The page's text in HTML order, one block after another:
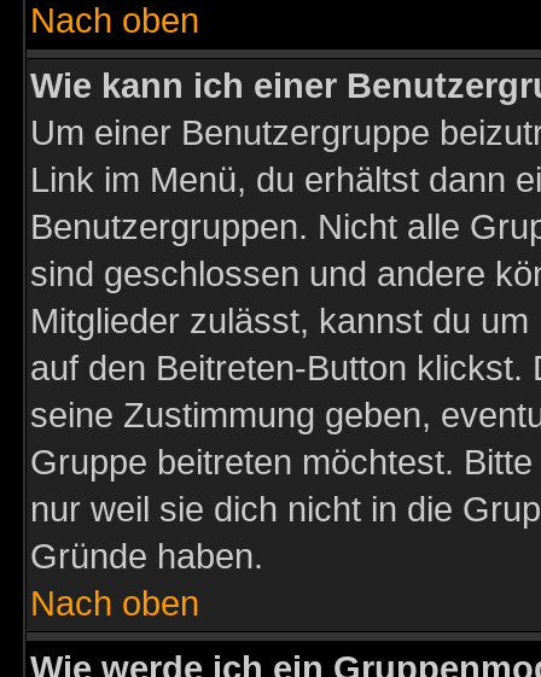
Nach oben
Wie kann ich einer
Um einer Benutzergruppe
Link im Menü, du erhältst dann
Benutzergruppen. Nicht alle
sind geschlossen und andere
Mitglieder zulässt, kannst du
auf den Beitreten-Button
seine Zustimmung geben,
Gruppe beitreten möchtest.
nur weil sie dich nicht in die
Gründe haben.
Nach oben
Wie werde ich ein